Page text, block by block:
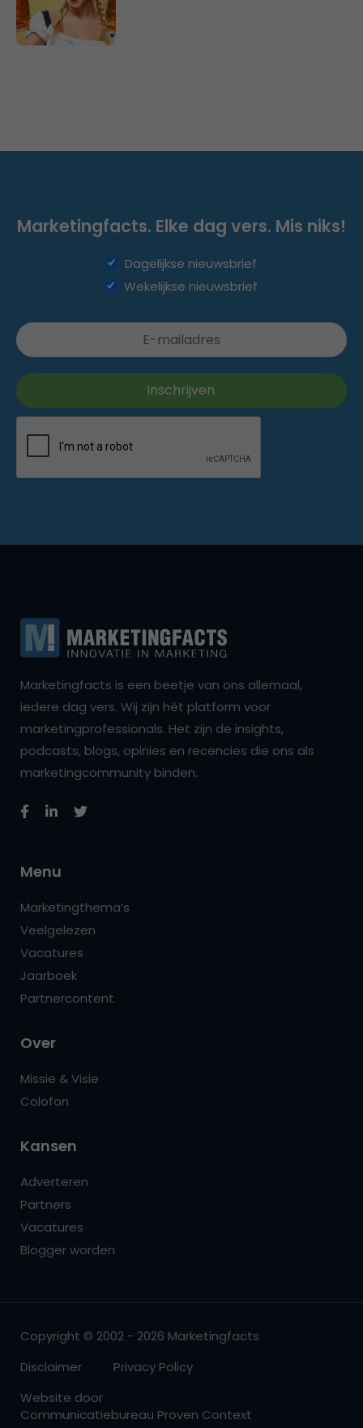
Marketingfacts. Elke dag vers. Mis niks!
Dagelijkse nieuwsbrief
Wekelijkse nieuwsbrief
Marketingfacts is een beetje van ons allemaal,
iedere dag vers. Wij zijn hét platform voor
marketingprofessionals. Het zijn de insights,
podcasts, blogs, opinies en recencies die ons als
marketingcommunity binden.
Menu
Marketingthema’s
Veelgelezen
Vacatures
Jaarboek
Partnercontent
Over
Missie & Visie
Colofon
Kansen
Adverteren
Partners
Vacatures
Blogger worden
Copyright © 2002 - 2026 Marketingfacts
Disclaimer
Privacy Policy
Website door
Communicatiebureau Proven Context